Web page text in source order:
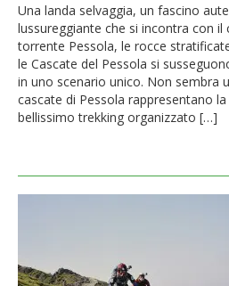
Una landa selvaggia, un fascino
lussureggiante che si incontra con il
torrente Pessola, le rocce
le Cascate del Pessola si
in uno scenario unico. Non sembra
cascate di Pessola rappresentano
bellissimo trekking organizzato […]